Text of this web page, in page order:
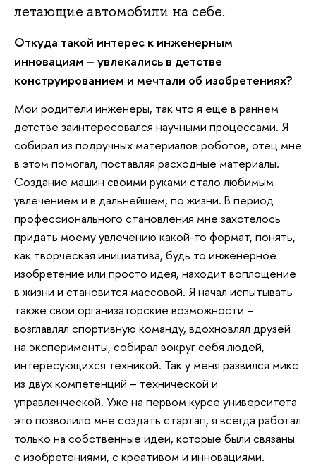
летающие автомобили на себе.
Откуда такой интерес к инженерным
инновациям – увлекались в детстве
конструированием и мечтали об изобретениях?
Мои родители инженеры, так что я еще в раннем
детстве заинтересовался научными процессами. Я
собирал из подручных материалов роботов, отец мне
в этом помогал, поставляя расходные материалы.
Создание машин своими руками стало любимым
увлечением и в дальнейшем, по жизни. В период
профессионального становления мне захотелось
придать моему увлечению какой-то формат, понять,
как творческая инициатива, будь то инженерное
изобретение или просто идея, находит воплощение
в жизни и становится массовой. Я начал испытывать
также свои организаторские возможности –
возглавлял спортивную команду, вдохновлял друзей
на эксперименты, собирал вокруг себя людей,
интересующихся техникой. Так у меня развился микс
из двух компетенций – технической и
управленческой. Уже на первом курсе университета
это позволило мне создать стартап, я всегда работал
только на собственные идеи, которые были связаны
с изобретениями, с креативом и инновациями.